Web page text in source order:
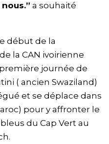
a souhaité
début de la
la CAN ivoirienne
journée de
( ancien Swaziland)
et se déplace dans
pour y affronter le
du Cap Vert au